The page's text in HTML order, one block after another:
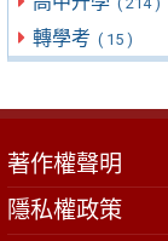
轉學考 ( 15 )
著作權聲明
隱私權政策